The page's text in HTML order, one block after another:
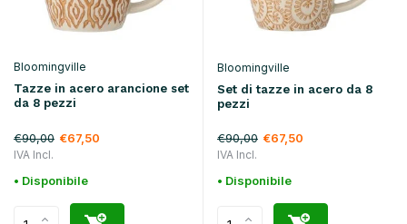
Bloomingville
Tazze in acero arancione set
da 8 pezzi
€90,00 €67,50
IVA Incl.
• Disponibile
Bloomingville
Set di tazze in acero da 8
pezzi
€90,00 €67,50
IVA Incl.
• Disponibile